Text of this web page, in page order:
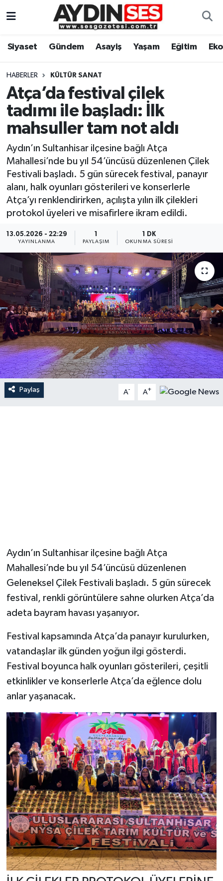
Siyaset Gündem Asayiş Yaşam Eğitim
HABERLER KÜLTÜR SANAT
Atça’da festival çilek
tadımı ile başladı: İlk
mahsuller tam not aldı
Aydın’ın Sultanhisar ilçesine bağlı Atça
Mahallesi’nde bu yıl 54’üncüsü düzenlenen Çilek
Festivali başladı. 5 gün sürecek festival, panayır
alanı, halk oyunları gösterileri ve konserlerle
Atça’yı renklendirirken, açılışta yılın ilk çilekleri
protokol üyeleri ve misafirlere ikram edildi.
13.05.2026 - 22:29
YAYINLANMA PAYLAŞIM
1 DK
OKUNMA SÜRESI
Paylaş A- A+
Aydın’ın Sultanhisar ilçesine bağlı Atça
Mahallesi’nde bu yıl 54’üncüsü düzenlenen
Geleneksel Çilek Festivali başladı. 5 gün sürecek
festival, renkli görüntülere sahne olurken Atça’da
adeta bayram havası yaşanıyor.
Festival kapsamında Atça’da panayır kurulurken,
vatandaşlar ilk günden yoğun ilgi gösterdi.
Festival boyunca halk oyunları gösterileri, çeşitli
etkinlikler ve konserlerle Atça’da eğlence dolu
anlar yaşanacak.
Gündem
Siyaset
Ekonomi
Eğitim
Kültür Sanat
Spor
Aydın Hava Durumu
Aydin Namaz Vakitleri
Aydın Trafik Yoğunluk Haritası
Tüm Manşetler
Son Dakika Haberleri
Haber Arşivi